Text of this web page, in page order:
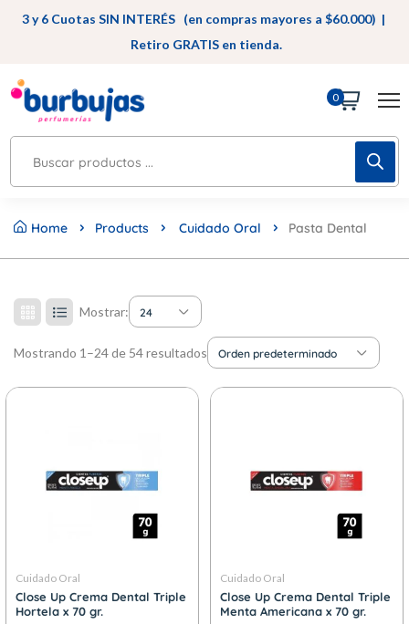
3 y 6 Cuotas SIN INTERÉS (en compras mayores a $60.000) |
Retiro GRATIS en tienda.
0
Home Products Cuidado Oral Pasta Dental
Mostrar: 24
Mostrando 1–24 de 54 resultados Orden predeterminado
Cuidado Oral
Close Up Crema Dental Triple
Hortela x 70 gr.
Cuidado Oral
Close Up Crema Dental Triple
Menta Americana x 70 gr.